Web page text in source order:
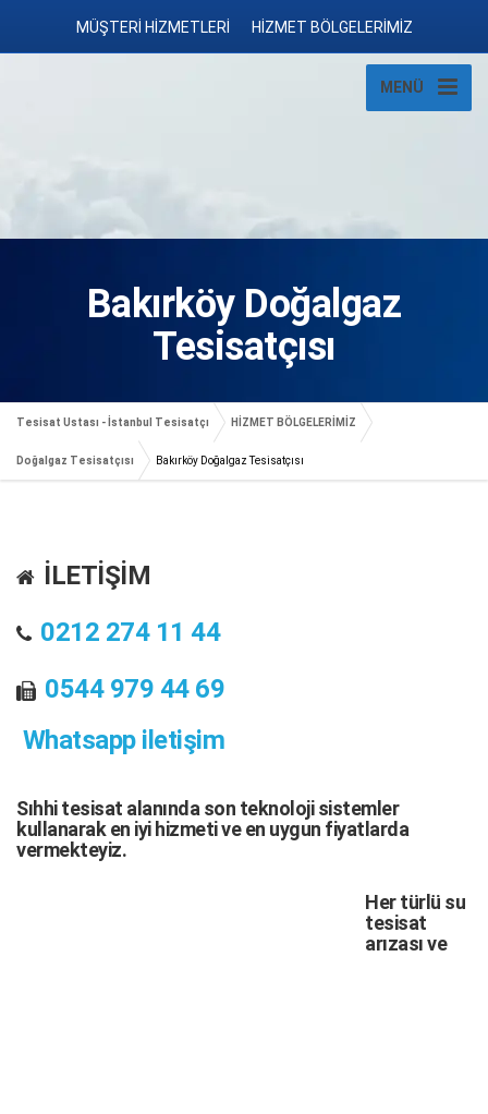
MÜŞTERİ HİZMETLERİ HİZMET BÖLGELERİMİZ
MENÜ
Bakırköy Doğalgaz
Tesisatçısı
Tesisat Ustası - İstanbul Tesisatçı HİZMET BÖLGELERİMİZ
Doğalgaz Tesisatçısı Bakırköy Doğalgaz Tesisatçısı
İLETİŞİM
0212 274 11 44
0544 979 44 69
Whatsapp iletişim
Sıhhi tesisat alanında son teknoloji sistemler
kullanarak en iyi hizmeti ve en uygun fiyatlarda
vermekteyiz.
Her türlü su
tesisat
arızasıve